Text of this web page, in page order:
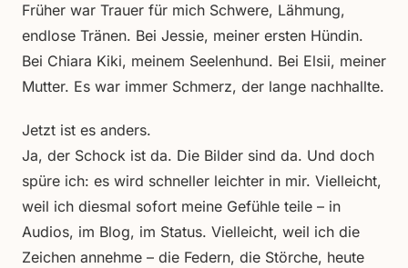
Früher war Trauer für mich Schwere, Lähmung,
endlose Tränen. Bei Jessie, meiner ersten Hündin.
Bei Chiara Kiki, meinem Seelenhund. Bei Elsii, meiner
Mutter. Es war immer Schmerz, der lange nachhallte.
Jetzt ist es anders.
Ja, der Schock ist da. Die Bilder sind da. Und doch
spüre ich: es wird schneller leichter in mir. Vielleicht,
weil ich diesmal sofort meine Gefühle teile – in
Audios, im Blog, im Status. Vielleicht, weil ich die
Zeichen annehme – die Federn, die Störche, heute